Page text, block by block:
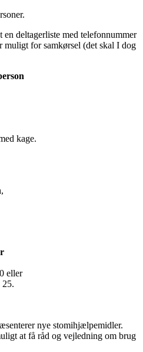
en deltagerliste med telefonnummer
muligt for samkørsel (det skal I dog
kage.
eller
nye stomihjælpemidler.
at få råd og vejledning om brug